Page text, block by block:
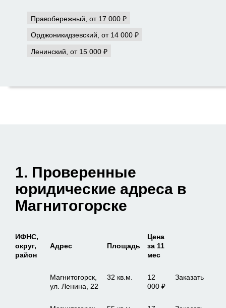
Правобережный, от 17 000 ₽
Орджоникидзевский, от 14 000 ₽
Ленинский, от 15 000 ₽
1. Проверенные
юридические адреса в
Магнитогорске
ИФНС,
округ,
район
Адрес Площадь
Цена
за 11
мес
Магнитогорск,
ул. Ленина, 22
32 кв.м.
12
000 ₽
Заказать